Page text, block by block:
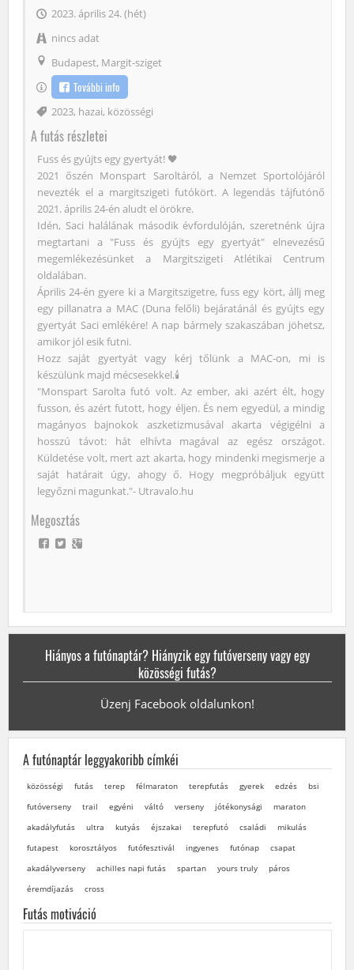
2023. április 24. (hét)
nincs adat
Budapest, Margit-sziget
További info
Címke
2023, hazai, közösségi
A futás részletei
Fuss és gyújts egy gyertyát! 🖤
2021 őszén Monspart Saroltáról, a Nemzet Sportolójáról
nevezték el a margitszigeti futókört. A legendás tájfutónő
2021. április 24-én aludt el örökre.
Idén, Saci halálának második évfordulóján, szeretnénk újra
megtartani a "Fuss és gyújts egy gyertyát" elnevezésű
megemlékezésünket a Margitszigeti Atlétikai Centrum
oldalában.
Április 24-én gyere ki a Margitszigetre, fuss egy kört, állj meg
egy pillanatra a MAC (Duna felőli) bejáratánál és gyújts egy
gyertyát Saci emlékére! A nap bármely szakaszában jöhetsz,
amikor jól esik futni.
Hozz saját gyertyát vagy kérj tőlünk a MAC-on, mi is
készülünk majd mécsesekkel.🕯
"Monspart Sarolta futó volt. Az ember, aki azért élt, hogy
fusson, és azért futott, hogy éljen. És nem egyedül, a mindig
magányos bajnokok aszketizmusával akarta végigélni a
hosszú távot: hát elhívta magával az egész országot.
Küldetése volt, mert azt akarta, hogy mindenki megismerje a
saját határait úgy, ahogy ő. Hogy megpróbáljuk együtt
legyőzni magunkat."- Utravalo.hu
Megosztás
Hiányos a futónaptár? Hiányzik egy futóverseny vagy egy
közösségi futás?
Üzenj Facebook oldalunkon!
A futónaptár leggyakoribb címkéi
közösségi futás terep félmaraton terepfutás gyerek edzés
bsi
futóverseny
trail egyéni váltó verseny jótékonysági
maraton
akadályfutás
ultra kutyás éjszakai terepfutó családi
mikulás
futapest
korosztályos futófesztivál ingyenes futónap
csapat
akadályverseny
achilles napi futás spartan yours truly
páros
éremdíjazás
cross
Futás motiváció